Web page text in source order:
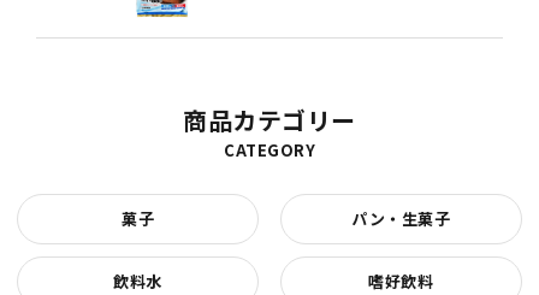
商品カテゴリー
CATEGORY
菓子 パン・生菓子
飲料水 嗜好飲料